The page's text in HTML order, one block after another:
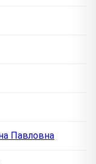
Павловна